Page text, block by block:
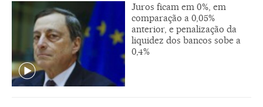
Juros ficam em 0%, em
comparação a 0,05%
anterior, e penalização da
liquidez dos bancos sobe a
0,4%